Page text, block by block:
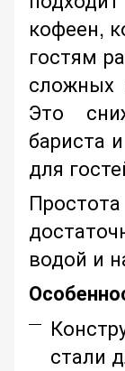
кофеен,
гостям
сложных
Это
бариста
для
водой и
стали